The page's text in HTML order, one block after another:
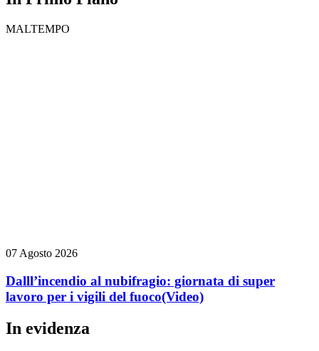
MALTEMPO
07 Agosto 2026
Dalll’incendio al nubifragio: giornata di super
lavoro per i vigili del fuoco(Video)
In evidenza